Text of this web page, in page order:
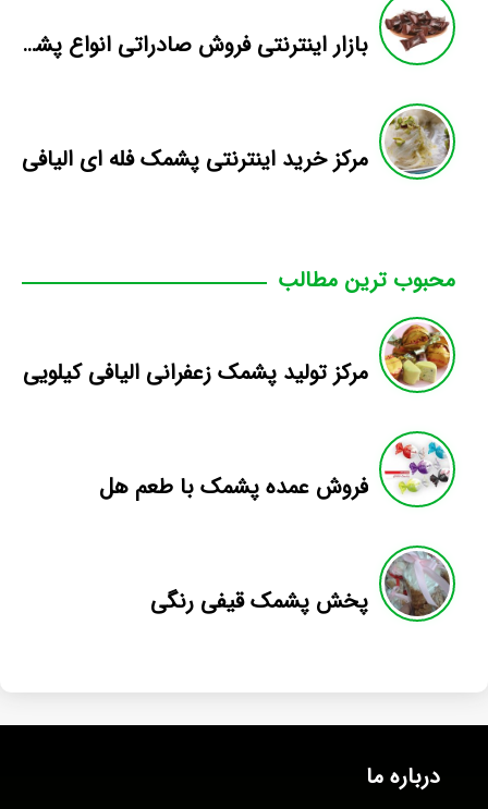
بازار اینترنتی فروش صادراتی انواع پشمک الیافی/شکلاتی
مرکز خرید اینترنتی پشمک فله ای الیافی
محبوب ترین مطالب
مرکز تولید پشمک زعفرانی الیافی کیلویی
فروش عمده پشمک با طعم هل
پخش پشمک قیفی رنگی
درباره ما